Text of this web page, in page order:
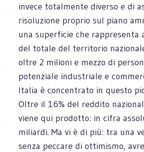
invece totalmente diverso e di
risoluzione proprio sul piano
una superficie che rappresenta
del totale del territorio
oltre 2 milioni e mezzo di
potenziale industriale e
Italia è concentrato in questo
Oltre il 16% del reddito
viene qui prodotto: in cifra
miliardi. Ma vi è di più: tra una
senza peccare di ottimismo,